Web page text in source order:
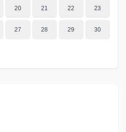
20 21 22 23
27 28 29 30